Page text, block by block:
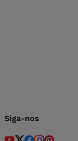
Siga-nos